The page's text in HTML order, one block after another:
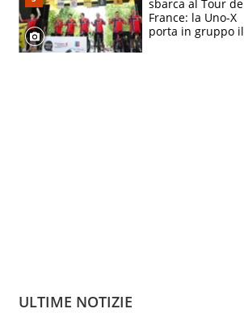
sbarca al Tour de
France: la Uno-X
porta in gruppo il
ULTIME NOTIZIE